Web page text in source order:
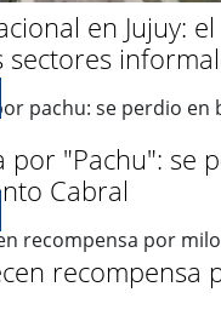
en Jujuy: el
sectores
por "Pachu": se
Cabral
recompensa